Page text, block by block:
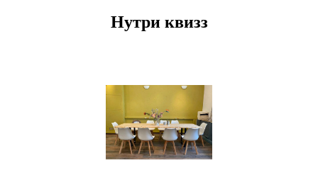
Нутри квизз